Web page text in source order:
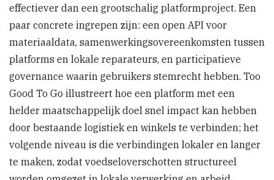
effectiever dan een grootschalig platformproject. Een
paar concrete ingrepen zijn: een open API voor
materiaaldata, samenwerkingsovereenkomsten tussen
platforms en lokale reparateurs, en participatieve
governance waarin gebruikers stemrecht hebben. Too
Good To Go illustreert hoe een platform met een
helder maatschappelijk doel snel impact kan hebben
door bestaande logistiek en winkels te verbinden; het
volgende niveau is die verbindingen lokaler en langer
te maken, zodat voedseloverschotten structureel